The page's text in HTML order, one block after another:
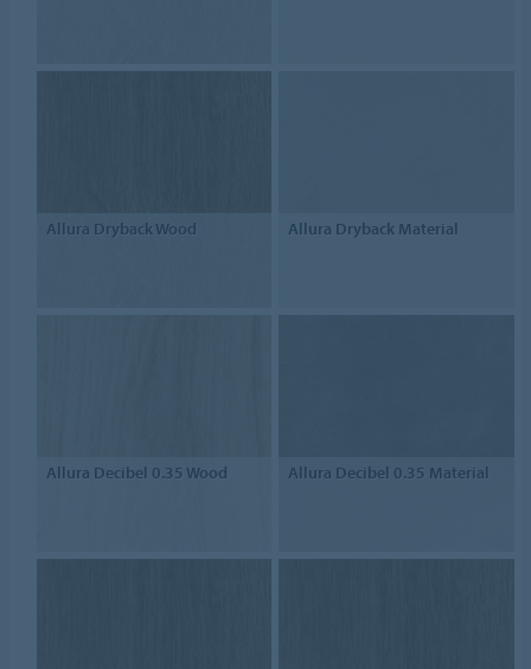
Allura Dryback Wood Allura Dryback Material
Allura Decibel 0.35 Wood Allura Decibel 0.35 Material